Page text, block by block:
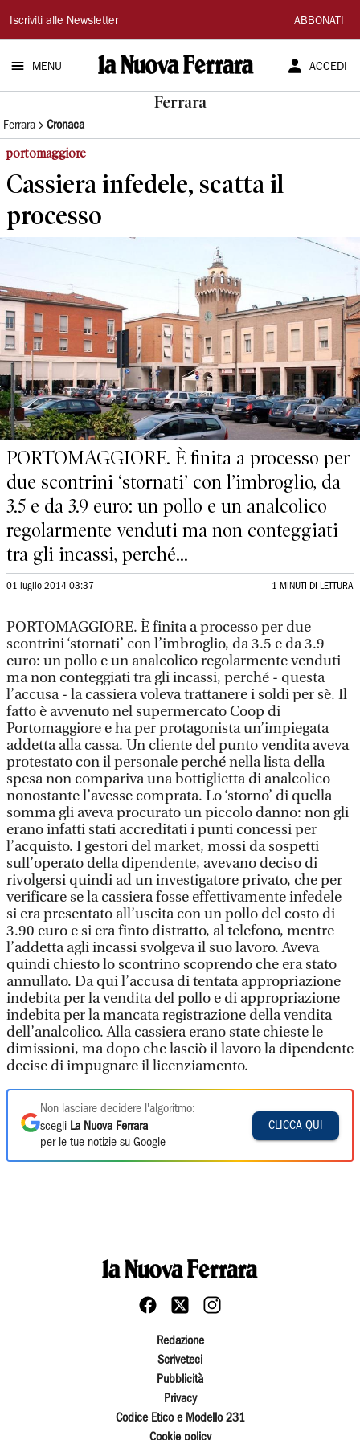
La
Nuova
Ferrara
Iscriviti alle Newsletter ABBONATI
MENU ACCEDI
Ferrara
Ferrara Cronaca
portomaggiore
Cassiera infedele, scatta il
processo
PORTOMAGGIORE. È finita a processo per
due scontrini ‘stornati’ con l’imbroglio, da
3.5 e da 3.9 euro: un pollo e un analcolico
regolarmente venduti ma non conteggiati
tra gli incassi, perché...
01 luglio 2014 03:37 1 MINUTI DI LETTURA
PORTOMAGGIORE. È finita a processo per due
scontrini ‘stornati’ con l’imbroglio, da 3.5 e da 3.9
euro: un pollo e un analcolico regolarmente venduti
ma non conteggiati tra gli incassi, perché - questa
l’accusa - la cassiera voleva trattanere i soldi per sè. Il
fatto è avvenuto nel supermercato Coop di
Portomaggiore e ha per protagonista un’impiegata
addetta alla cassa. Un cliente del punto vendita aveva
protestato con il personale perché nella lista della
spesa non compariva una bottiglietta di analcolico
nonostante l’avesse comprata. Lo ‘storno’ di quella
somma gli aveva procurato un piccolo danno: non gli
erano infatti stati accreditati i punti concessi per
l’acquisto. I gestori del market, mossi da sospetti
sull’operato della dipendente, avevano deciso di
rivolgersi quindi ad un investigatore privato, che per
verificare se la cassiera fosse effettivamente infedele
si era presentato all’uscita con un pollo del costo di
3.90 euro e si era finto distratto, al telefono, mentre
l’addetta agli incassi svolgeva il suo lavoro. Aveva
quindi chiesto lo scontrino scoprendo che era stato
annullato. Da qui l’accusa di tentata appropriazione
indebita per la vendita del pollo e di appropriazione
indebita per la mancata registrazione della vendita
dell’analcolico. Alla cassiera erano state chieste le
dimissioni, ma dopo che lasciò il lavoro la dipendente
decise di impugnare il licenziamento.
Non lasciare decidere l'algoritmo:
scegli La Nuova Ferrara
per le tue notizie su Google
CLICCA QUI
Redazione
Scriveteci
Pubblicità
Privacy
Codice Etico e Modello 231
Cookie policy